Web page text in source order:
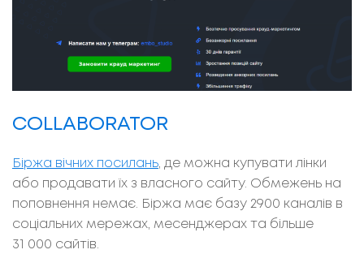
COLLABORATOR
Біржа вічних посилань , де можна купувати лінки
або продавати їх з власного сайту. Обмежень на
поповнення немає. Біржа має базу 2900 каналів в
соціальних мережах, месенджерах та більше
31 000 сайтів.